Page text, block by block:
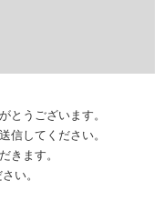
とうございます。
信してください。
きます。
い。